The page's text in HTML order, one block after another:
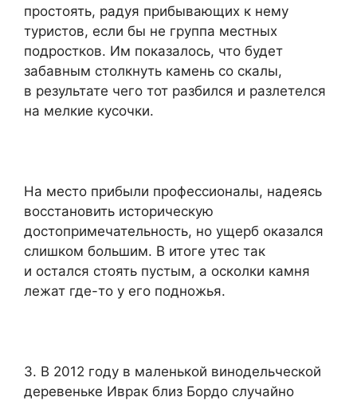
простоять, радуя прибывающих к нему
туристов, если бы не группа местных
подростков. Им показалось, что будет
забавным столкнуть камень со скалы,
в результате чего тот разбился и разлетелся
на мелкие кусочки.
На место прибыли профессионалы, надеясь
восстановить историческую
достопримечательность, но ущерб оказался
слишком большим. В итоге утес так
и остался стоять пустым, а осколки камня
лежат где-то у его подножья.
3. В 2012 году в маленькой винодельческой
деревеньке Иврак близ Бордо случайно